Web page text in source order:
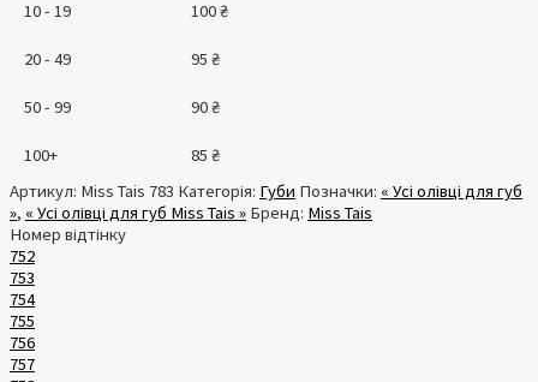
10 - 19 100₴
20 - 49 95 ₴
50 - 99 90₴
100+ 85 ₴
Артикул: Miss Tais 783 Категорія: Губи Позначки: « Усі олівці для губ
», « Усі олівці для губ Miss Tais » Бренд: Miss Tais
Номер відтінку
752
753
754
755
756
757